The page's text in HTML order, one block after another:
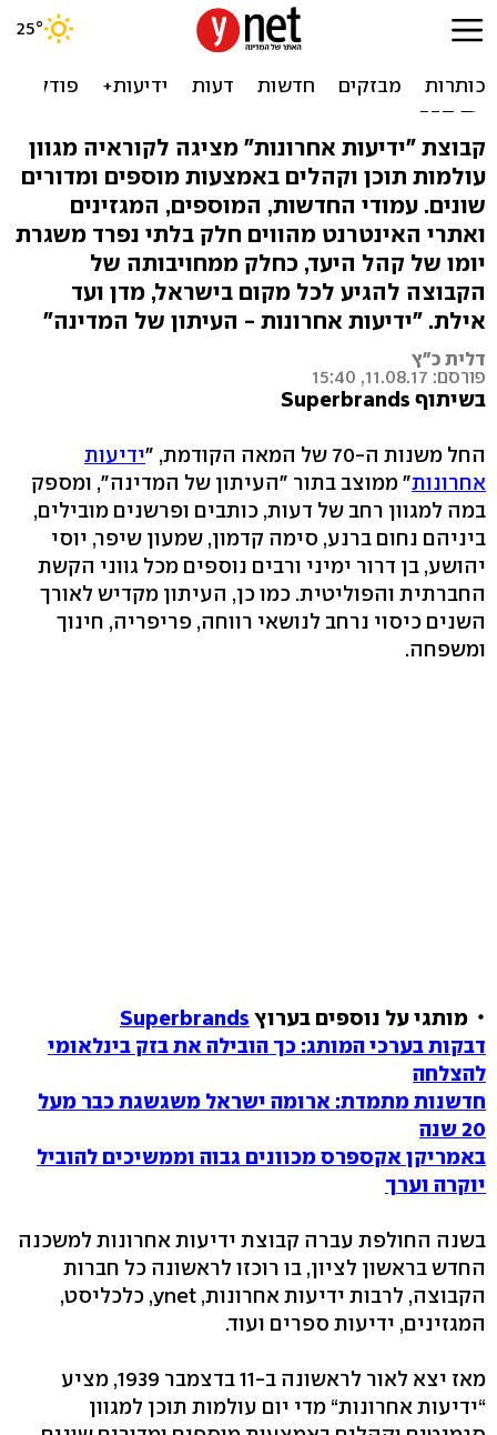
ידיעות אחרונות: מציגים את
שנה
קבוצת "ידיעות אחרונות" מציגה לקוראיה מגוון
עולמות תוכן וקהלים באמצעות מוספים ומדורים
שונים. עמודי החדשות, המוספים, המגזינים
ואתרי האינטרנט מהווים חלק בלתי נפרד משגרת
יומו של קהל היעד, כחלק ממחויבותה של
הקבוצה להגיע לכל מקום בישראל, מדן ועד
אילת. "ידיעות אחרונות - העיתון של המדינה"
דלית כ"ץ
פורסם: 11.08.17, 15:40
בשיתוף Superbrands
החל משנות ה-70 של המאה הקודמת, "
ידיעות
אחרונות" ממוצב בתור "העיתון של המדינה", ומספק
במה למגוון רחב של דעות, כותבים ופרשנים מובילים,
ביניהם נחום ברנע, סימה קדמון, שמעון שיפר, יוסי
יהושע, בן דרור ימיני ורבים נוספים מכל גווני הקשת
החברתית והפוליטית. כמו כן, העיתון מקדיש לאורך
השנים כיסוי נרחב לנושאי רווחה, פריפריה, חינוך
ומשפחה.
מותגי על נוספים בערוץ Superbrands
דבקות בערכי המותג: כך הובילה את בזק בינלאומי
להצלחה
חדשנות מתמדת: ארומה ישראל משגשגת כבר מעל
20 שנה
באמריקן אקספרס מכוונים גבוה וממשיכים להוביל
יוקרה וערך
בשנה החולפת עברה קבוצת ידיעות אחרונות למשכנה
החדש בראשון לציון, בו רוכזו לראשונה כל חברות
הקבוצה, לרבות ידיעות אחרונות, ynet, כלכליסט,
המגזינים, ידיעות ספרים ועוד.
מאז יצא לאור לראשונה ב-11 בדצמבר 1939, מציע
“ידיעות אחרונות“ מדי יום עולמות תוכן למגוון